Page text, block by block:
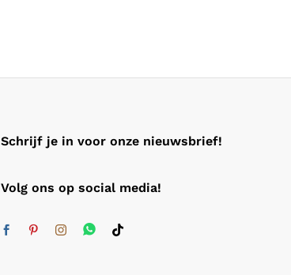
Schrijf je in voor onze nieuwsbrief!
Volg ons op social media!